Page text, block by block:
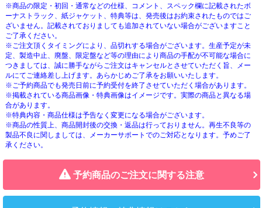
※商品の限定・初回・通常などの仕様、コメント、スペック欄に記載されたボ
ーナストラック、紙ジャケット、特典等は、発売後はお約束されたものではご
ざいません。記載されておりましても追加されていない場合がございますこと
ご了承ください。
※ご注文頂くタイミングにより、品切れする場合がございます。生産予定が未
定、製造中止、廃盤、限定盤など等の理由により商品の手配が不可能な場合に
つきましては、誠に勝手ながらご注文はキャンセルとさせていただく旨、メー
ルにてご連絡差し上げます。あらかじめご了承をお願いいたします。
※ご予約商品でも発売日前に予約受付を終了させていただく場合があります。
※掲載されている商品画像・特典画像はイメージです。実際の商品と異なる場
合があります。
※特典内容・商品仕様は予告なく変更になる場合がございます。
※商品の性質上、商品開封後の交換・返品は行っておりません。再生不良等の
製品不良に関しましては、メーカーサポートでのご対応となります。予めご了
承ください。
予約商品のご注文に関する注意